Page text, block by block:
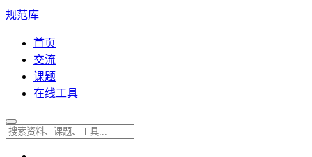
规范库
首页
交流
课题
在线工具